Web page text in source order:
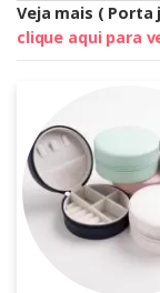
Veja mais (
clique aqui para